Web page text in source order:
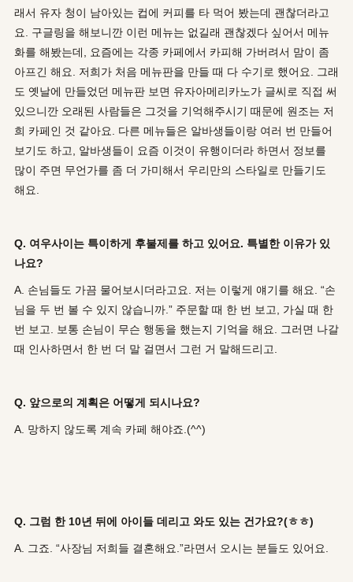
래서 유자 청이 남아있는 컵에 커피를 타 먹어 봤는데 괜찮더라고
요. 구글링을 해보니깐 이런 메뉴는 없길래 괜찮겠다 싶어서 메뉴
화를 해봤는데, 요즘에는 각종 카페에서 카피해 가버려서 맘이 좀
아프긴 해요. 저희가 처음 메뉴판을 만들 때 다 수기로 했어요. 그래
도 옛날에 만들었던 메뉴판 보면 유자아메리카노가 글씨로 직접 써
있으니깐 오래된 사람들은 그것을 기억해주시기 때문에 원조는 저
희 카페인 것 같아요. 다른 메뉴들은 알바생들이랑 여러 번 만들어
보기도 하고, 알바생들이 요즘 이것이 유행이더라 하면서 정보를
많이 주면 무언가를 좀 더 가미해서 우리만의 스타일로 만들기도
해요.
Q. 여우사이는 특이하게 후불제를 하고 있어요. 특별한 이유가 있
나요?
A. 손님들도 가끔 물어보시더라고요. 저는 이렇게 얘기를 해요. “손
님을 두 번 볼 수 있지 않습니까.” 주문할 때 한 번 보고, 가실 때 한
번 보고. 보통 손님이 무슨 행동을 했는지 기억을 해요. 그러면 나갈
때 인사하면서 한 번 더 말 걸면서 그런 거 말해드리고.
Q. 앞으로의 계획은 어떻게 되시나요?
A. 망하지 않도록 계속 카페 해야죠.(^^)
Q. 그럼 한 10년 뒤에 아이들 데리고 와도 있는 건가요?(ㅎㅎ)
A. 그죠. “사장님 저희들 결혼해요.”라면서 오시는 분들도 있어요.